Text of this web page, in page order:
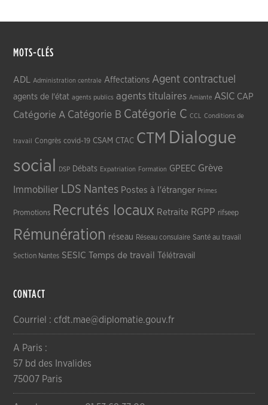
MOTS-CLÉS
ADL Administration centrale Affectations Agent contractuel
agents de l'état agents publics agents titulaires Amiante ASIC CAP
Catégorie A Catégorie B Catégorie C CCL Conditions de
travail Congrès covid-19 CSAM CTAC CTM Dialogue
social
DSP Débats Expatriation Formation GPEEC Grève
Immobilier LDS Nantes Postes à l'étranger Primes
Promotions Recrutés locaux Retraite RGPP rifseep
Rémunération réseau Réseau consulaire Santé au travail
Section Nantes SESIC Temps de travail Télétravail
CONTACT
Courriel : cfdt.mae@diplomatie.gouv.fr
A Paris :
57 bd des Invalides
75007 Paris